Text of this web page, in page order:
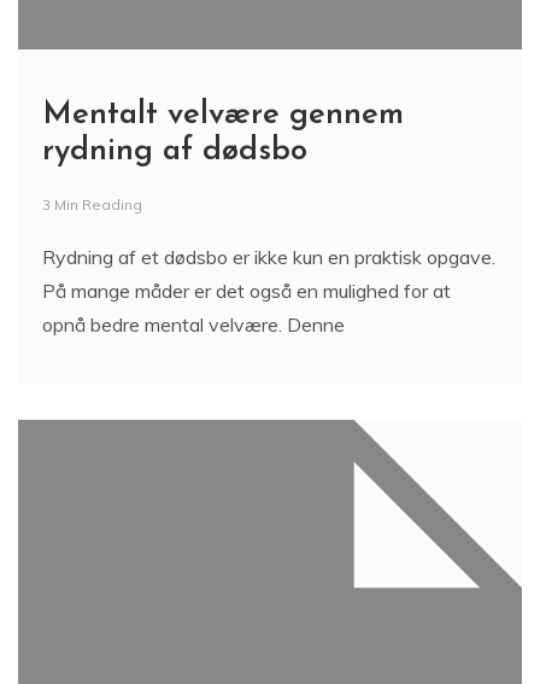
Mentalt velvære gennem
rydning af dødsbo
3 Min Reading
Rydning af et dødsbo er ikke kun en praktisk opgave.
På mange måder er det også en mulighed for at
opnå bedre mental velvære. Denne